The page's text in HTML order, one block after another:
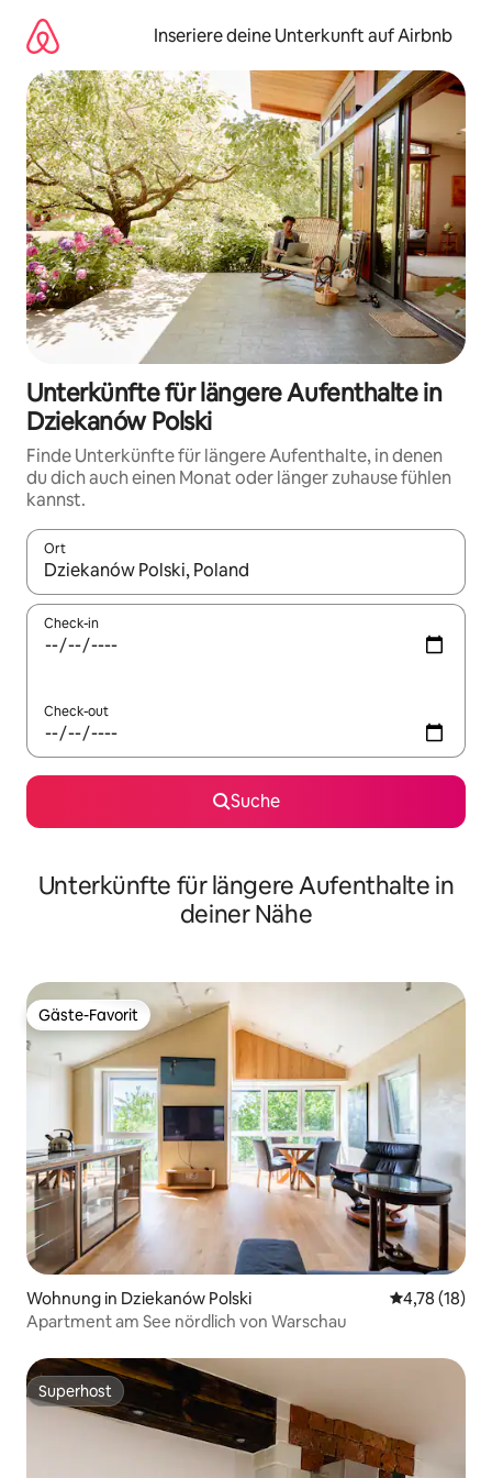
Inhalten
springen
Inseriere deine Unterkunft auf Airbnb
Unterkünfte für längere Aufenthalte in
Dziekanów Polski
Finde Unterkünfte für längere Aufenthalte, in denen
du dich auch einen Monat oder länger zuhause fühlen
kannst.
Ort
Wenn Ergebnisse verfügbar sind, navigiere mit den
Check-in
Check-out
Suche
Unterkünfte für längere Aufenthalte in
deiner Nähe
Gäste-Favorit
Gäste-Favorit
Wohnung in Dziekanów Polski
4,78 (18)
Apartment am See nördlich von Warschau
Superhost
Superhost